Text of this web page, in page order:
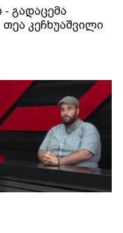
გადაცემა
კეჩხუაშვილი